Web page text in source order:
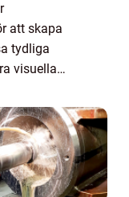
att skapa
tydliga
visuella